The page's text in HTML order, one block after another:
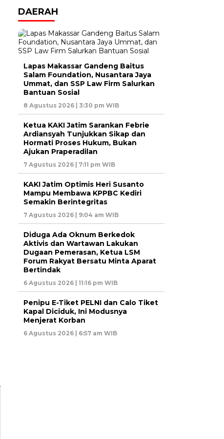
DAERAH
Lapas Makassar Gandeng Baitus
Salam Foundation, Nusantara Jaya
Ummat, dan SSP Law Firm Salurkan
Bantuan Sosial
8 Agustus 2026 | 3:30 pm WIB
Ketua KAKI Jatim Sarankan Febrie
Ardiansyah Tunjukkan Sikap dan
Hormati Proses Hukum, Bukan
Ajukan Praperadilan
7 Agustus 2026 | 7:11 pm WIB
KAKI Jatim Optimis Heri Susanto
Mampu Membawa KPPBC Kediri
Semakin Berintegritas
7 Agustus 2026 | 9:04 am WIB
Diduga Ada Oknum Berkedok
Aktivis dan Wartawan Lakukan
Dugaan Pemerasan, Ketua LSM
Forum Rakyat Bersatu Minta Aparat
Bertindak
6 Agustus 2026 | 11:16 pm WIB
Penipu E-Tiket PELNI dan Calo Tiket
Kapal Diciduk, Ini Modusnya
Menjerat Korban
6 Agustus 2026 | 6:57 am WIB